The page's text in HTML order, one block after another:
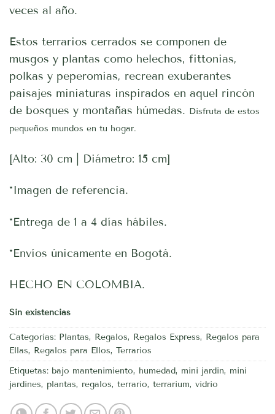
veces al año.
Estos terrarios cerrados se componen de
musgos y plantas como helechos, fittonias,
polkas y peperomias, recrean exuberantes
paisajes miniaturas inspirados en aquel rincón
de bosques y montañas húmedas. Disfruta de estos
pequeños mundos en tu hogar.
[Alto: 30 cm | Diámetro: 15 cm]
*Imagen de referencia.
*Entrega de 1 a 4 días hábiles.
*Envíos únicamente en Bogotá.
HECHO EN COLOMBIA.
Sin existencias
Categorías: Plantas, Regalos, Regalos Express, Regalos para
Ellas, Regalos para Ellos, Terrarios
Etiquetas: bajo mantenimiento, humedad, mini jardin, mini
jardines, plantas, regalos, terrario, terrarium, vidrio